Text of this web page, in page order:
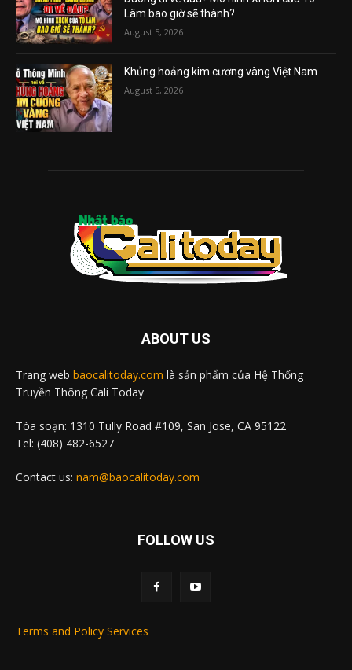
Lâm bao giờ sẽ thành?
August 5, 2026
Khủng hoảng kim cương vàng Việt Nam
August 5, 2026
ABOUT US
Trang web baocalitoday.com là sản phẩm của Hệ Thống
Truyền Thông Cali Today
Tòa soạn: 1310 Tully Road #109, San Jose, CA 95122
Tel: (408) 482-6527
Contact us: nam@baocalitoday.com
FOLLOW US
Terms and Policy Services